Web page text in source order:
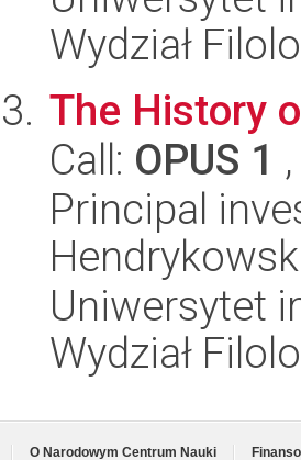
Wydział
The History
Call: OPUS 1
Principal
Uniwersytet
Wydział
O Narodowym Centrum Nauki